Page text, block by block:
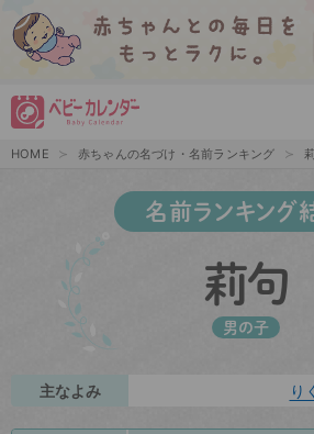
HOME 赤ちゃんの名づけ・名前ランキング
名前ランキング
莉句
男の子
主なよみ りく